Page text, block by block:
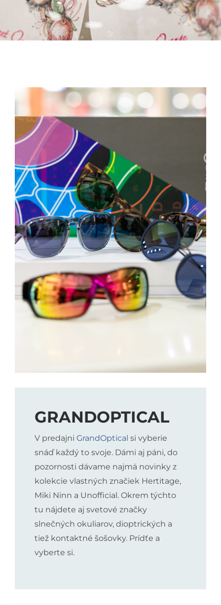
GRANDOPTICAL
V predajni GrandOptical si vyberie
snáď každý to svoje. Dámi aj páni, do
pozornosti dávame najmä novinky z
kolekcie vlastných značiek Hertitage,
Miki Ninn a Unofficial. Okrem týchto
tu nájdete aj svetové značky
slnečných okuliarov, dioptrických a
tiež kontaktné šošovky. Prídťe a
vyberte si.